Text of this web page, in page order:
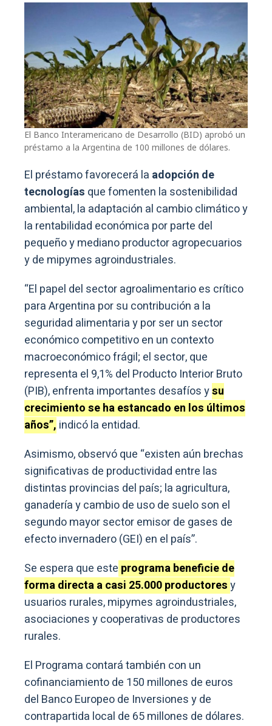
El Banco Interamericano de Desarrollo (BID) aprobó un
préstamo a la Argentina de 100 millones de dólares.
El préstamo favorecerá la adopción de
tecnologías que fomenten la sostenibilidad
ambiental, la adaptación al cambio climático y
la rentabilidad económica por parte del
pequeño y mediano productor agropecuarios
y de mipymes agroindustriales.
“El papel del sector agroalimentario es crítico
para Argentina por su contribución a la
seguridad alimentaria y por ser un sector
económico competitivo en un contexto
macroeconómico frágil; el sector, que
representa el 9,1% del Producto Interior Bruto
(PIB), enfrenta importantes desafíos ysu
crecimiento se ha estancado en los últimos
años”, indicó la entidad.
Asimismo, observó que “existen aún brechas
significativas de productividad entre las
distintas provincias del país; la agricultura,
ganadería y cambio de uso de suelo son el
segundo mayor sector emisor de gases de
efecto invernadero (GEI) en el país”.
Se espera que este programa beneficie de
forma directa a casi 25.000 productoresy
usuarios rurales, mipymes agroindustriales,
asociaciones y cooperativas de productores
rurales.
El Programa contará también con un
cofinanciamiento de 150 millones de euros
del Banco Europeo de Inversiones y de
contrapartida local de 65 millones de dólares.